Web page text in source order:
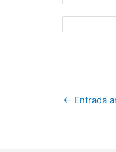
← Entrada